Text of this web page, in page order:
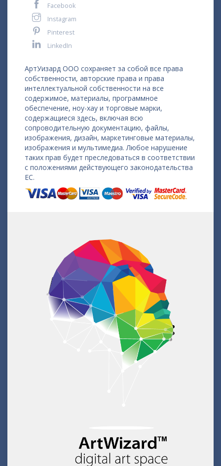
Facebook
Instagram
Pinterest
LinkedIn
АртУизард ООО сохраняет за собой все права
собственности, авторские права и права
интеллектуальной собственности на все
содержимое, материалы, программное
обеспечение, ноу-хау и торговые марки,
содержащиеся здесь, включая всю
сопроводительную документацию, файлы,
изображения, дизайн, маркетинговые материалы,
изображения и мультимедиа. Любое нарушение
таких прав будет преследоваться в соответствии
с положениями действующего законодательства
ЕС.